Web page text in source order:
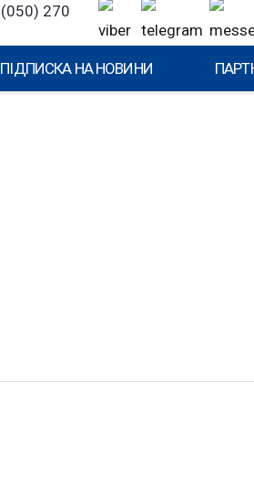
(050) 270
ПІДПИСКА НА НОВИНИ